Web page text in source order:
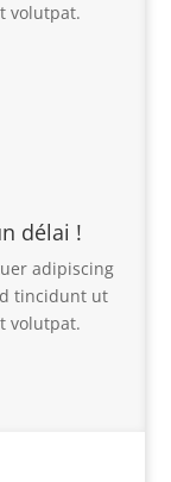
volutpat.
délai !
adipiscing
tincidunt ut
volutpat.